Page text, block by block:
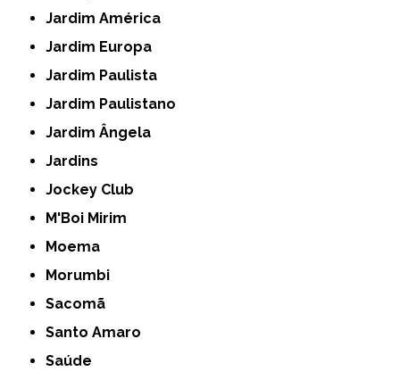
Jardim América
Jardim Europa
Jardim Paulista
Jardim Paulistano
Jardim Ângela
Jardins
Jockey Club
M'Boi Mirim
Moema
Morumbi
Sacomã
Santo Amaro
Saúde